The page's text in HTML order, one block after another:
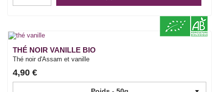
THÉ NOIR VANILLE BIO
Thé noir d'Assam et vanille
4,90 €